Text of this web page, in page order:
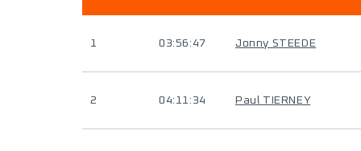
1 03:56:47 Jonny STEEDE
2 04:11:34 Paul TIERNEY